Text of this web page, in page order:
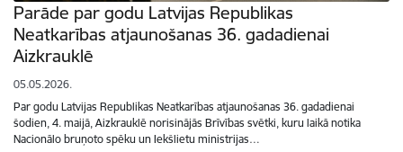
Parāde par godu Latvijas Republikas
Neatkarības atjaunošanas 36. gadadienai
Aizkrauklē
05.05.2026.
Par godu Latvijas Republikas Neatkarības atjaunošanas 36. gadadienai
šodien, 4. maijā, Aizkrauklē norisinājās Brīvības svētki, kuru laikā notika
Nacionālo bruņoto spēku un Iekšlietu ministrijas…